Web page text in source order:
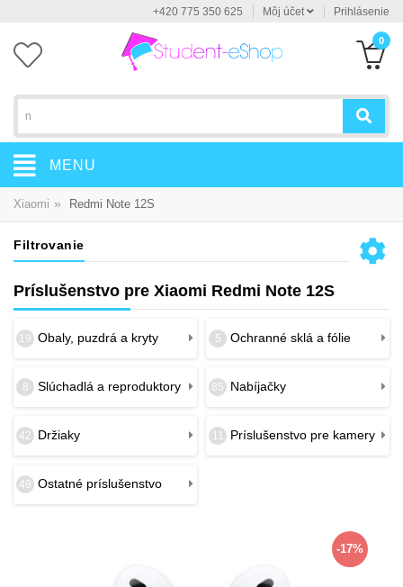
+420 775 350 625 Môj účet Prihlásenie
0
MENU
Xiaomi » Redmi Note 12S
Filtrovanie
Príslušenstvo pre Xiaomi Redmi Note 12S
19 Obaly, puzdrá a kryty 5 Ochranné sklá a fólie
8 Slúchadlá a reproduktory 85 Nabíjačky
42 Držiaky 11 Príslušenstvo pre kamery
49 Ostatné príslušenstvo
-17%